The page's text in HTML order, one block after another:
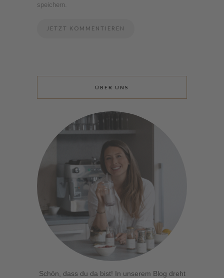
speichern.
ÜBER UNS
Schön, dass du da bist! In unserem Blog dreht